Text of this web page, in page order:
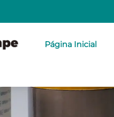
Página Inicial